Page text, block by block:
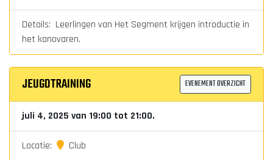
Details: Leerlingen van Het Segment krijgen introductie in
het kanovaren.
JEUGDTRAINING EVENEMENT OVERZICHT
juli 4, 2025 van 19:00 tot 21:00.
Locatie: Club